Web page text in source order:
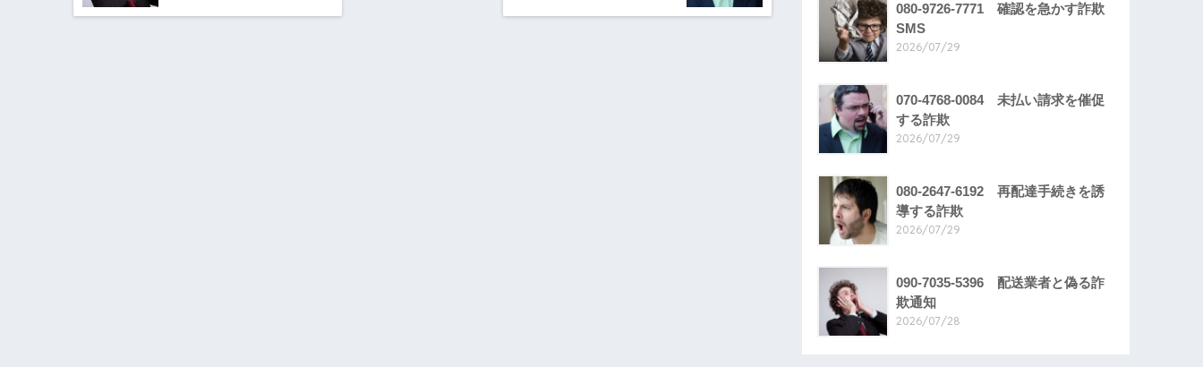
080-9726-7771 確認を急かす詐欺
SMS
2026/07/29
070-4768-0084 未払い請求を催促
する詐欺
2026/07/29
080-2647-6192 再配達手続きを誘
導する詐欺
2026/07/29
090-7035-5396 配送業者と偽る詐
欺通知
2026/07/28